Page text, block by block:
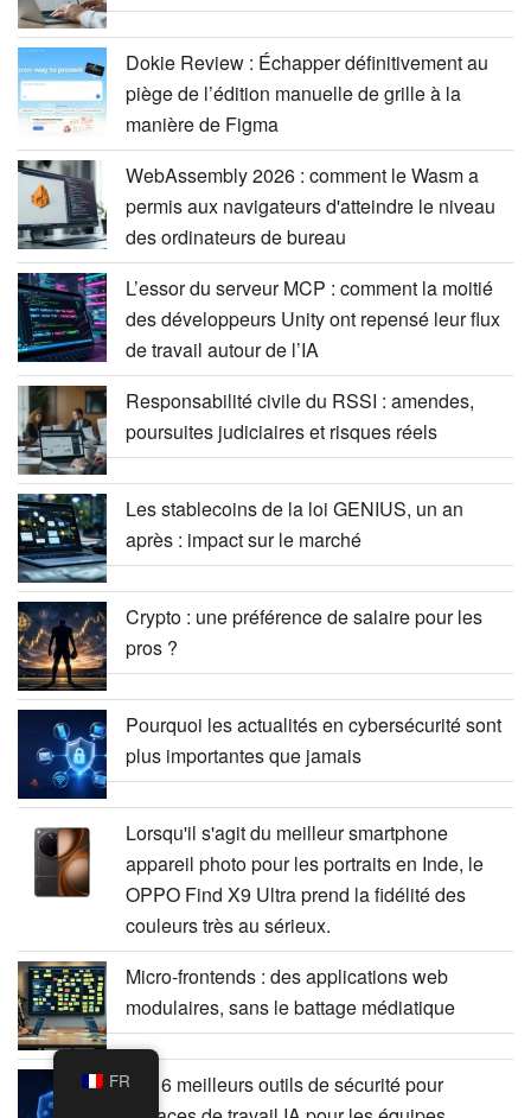
Dokie Review : Échapper définitivement au
piège de l’édition manuelle de grille à la
manière de Figma
WebAssembly 2026 : comment le Wasm a
permis aux navigateurs d'atteindre le niveau
des ordinateurs de bureau
L’essor du serveur MCP : comment la moitié
des développeurs Unity ont repensé leur flux
de travail autour de l’IA
Responsabilité civile du RSSI : amendes,
poursuites judiciaires et risques réels
Les stablecoins de la loi GENIUS, un an
après : impact sur le marché
Crypto : une préférence de salaire pour les
pros ?
Pourquoi les actualités en cybersécurité sont
plus importantes que jamais
Lorsqu'il s'agit du meilleur smartphone
appareil photo pour les portraits en Inde, le
OPPO Find X9 Ultra prend la fidélité des
couleurs très au sérieux.
Micro-frontends : des applications web
modulaires, sans le battage médiatique
Les 6 meilleurs outils de sécurité pour
FR